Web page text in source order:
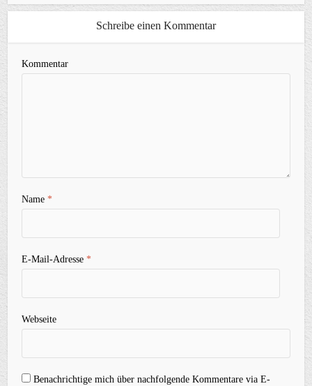
Schreibe einen Kommentar
Kommentar
Name*
E-Mail-Adresse*
Webseite
Benachrichtige mich über nachfolgende Kommentare via E-